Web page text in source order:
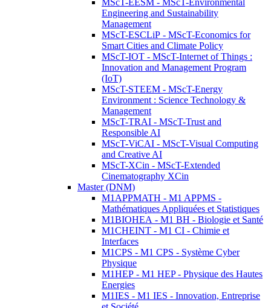
MScT-EESM - MScT-Environmental
Engineering and Sustainability
Management
MScT-ESCLiP - MScT-Economics for
Smart Cities and Climate Policy
MScT-IOT - MScT-Internet of Things :
Innovation and Management Program
(IoT)
MScT-STEEM - MScT-Energy
Environment : Science Technology &
Management
MScT-TRAI - MScT-Trust and
Responsible AI
MScT-ViCAI - MScT-Visual Computing
and Creative AI
MScT-XCin - MScT-Extended
Cinematography XCin
Master (DNM)
M1APPMATH - M1 APPMS -
Mathématiques Appliquées et Statistiques
M1BIOHEA - M1 BH - Biologie et Santé
M1CHEINT - M1 CI - Chimie et
Interfaces
M1CPS - M1 CPS - Système Cyber
Physique
M1HEP - M1 HEP - Physique des Hautes
Energies
M1IES - M1 IES - Innovation, Entreprise